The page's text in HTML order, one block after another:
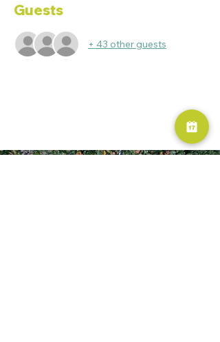
Guests
+ 43 other guests